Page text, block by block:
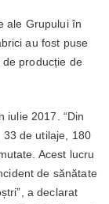
ale Grupului în
au fost puse
producție de
iulie 2017. “Din
de utilaje, 180
Acest lucru
de sănătate
a declarat